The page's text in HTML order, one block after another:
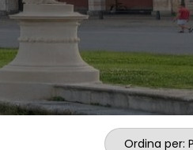
Ordina per: